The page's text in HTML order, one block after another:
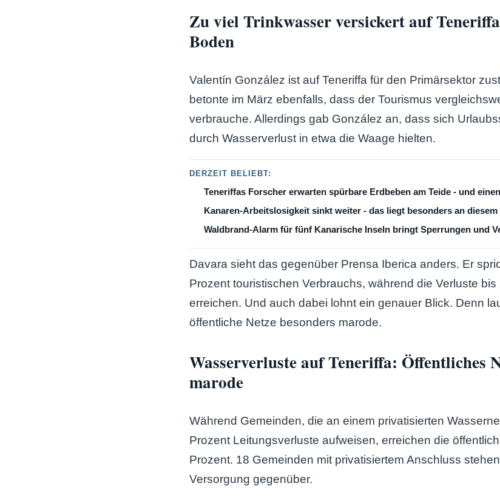
Zu viel Trinkwasser versickert auf
Boden
Valentín González ist auf Teneriffa für den Primärsektor
betonte im März ebenfalls, dass der Tourismus
verbrauche. Allerdings gab González an, dass sich
durch Wasserverlust in etwa die Waage hielten.
DERZEIT BELIEBT:
Teneriffas Forscher erwarten spürbare Erdbeben am Teide - und
Kanaren-Arbeitslosigkeit sinkt weiter - das liegt besonders an
Waldbrand-Alarm für fünf Kanarische Inseln bringt Sperrungen und
Davara sieht das gegenüber Prensa Iberica anders. Er
Prozent touristischen Verbrauchs, während die Verluste
erreichen. Und auch dabei lohnt ein genauer Blick. Denn
öffentliche Netze besonders marode.
Wasserverluste auf Teneriffa: Öffentliches
marode
Während Gemeinden, die an einem privatisierten
Prozent Leitungsverluste aufweisen, erreichen die
Prozent. 18 Gemeinden mit privatisiertem Anschluss
Versorgung gegenüber.